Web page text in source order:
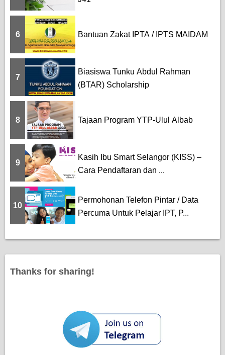
6 Bantuan Zakat IPTA / IPTS MAIDAM
7
Biasiswa Tunku Abdul Rahman
(BTAR) Scholarship
8 Tajaan Program YTP-Ulul Albab
9
Kasih Ibu Smart Selangor (KISS) –
Cara Pendaftaran dan ...
10
Permohonan Telefon Pintar / Data
Percuma Untuk Pelajar IPT, P...
Thanks for sharing!